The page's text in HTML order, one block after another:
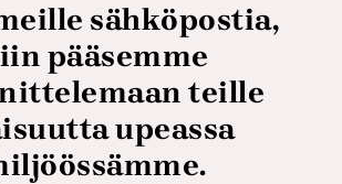
sähköpostia,
pääsemme
teille
upeassa